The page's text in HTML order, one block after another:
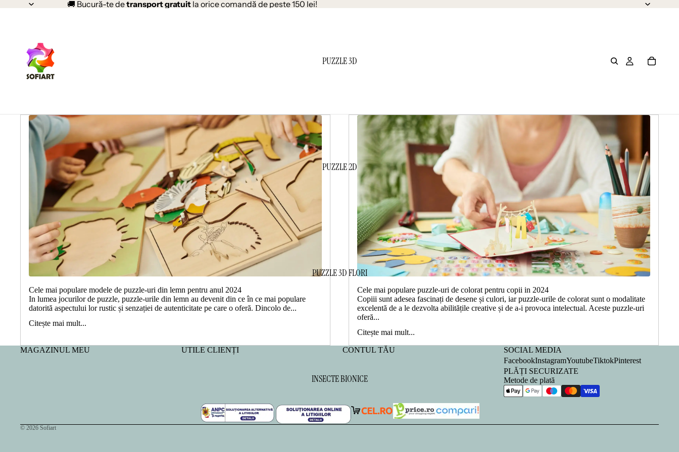
🚚 Bucură-te detransport gratuitla orice comandă de peste 150 lei!
PUZZLE 3D
PUZZLE 2D
PUZZLE 3D FLORI
INSECTE BIONICE
Cele mai populare modele de puzzle-uri din lemn pentru anul 2024
In lumea jocurilor de puzzle, puzzle-urile din lemn au devenit din ce în ce mai populare
datorită aspectului lor rustic și senzației de autenticitate pe care o oferă. Dincolo de...
Citește mai mult...
Cele mai populare puzzle-uri de colorat pentru copii in 2024
Copiii sunt adesea fascinați de desene și culori, iar puzzle-urile de colorat sunt o modalitate
excelentă de a le dezvolta abilitățile creative și de a-i provoca intelectual. Aceste puzzle-uri
oferă...
Citește mai mult...
MAGAZINUL MEU UTILE CLIENȚI CONTUL TĂU
SOCIAL MEDIA
FacebookInstagramYoutubeTiktokPinterest
PLĂȚI SECURIZATE
Metode de plată
© 2026 Sofiart